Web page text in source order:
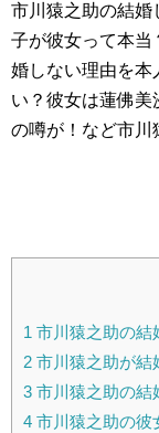
市川猿之助の結婚
子が彼女って本当
婚しない理由を本
い？彼女は蓮佛美
の噂が！など市川
1 市川猿之助の結
2 市川猿之助が結
3 市川猿之助の結
4 市川猿之助の彼